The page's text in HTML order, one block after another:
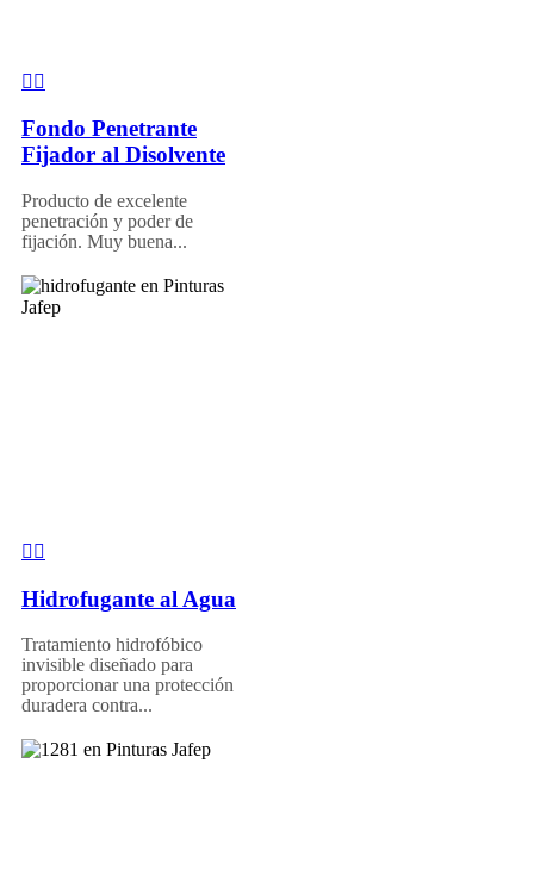
Fondo Penetrante
Fijador al Disolvente
Producto de excelente
penetración y poder de
fijación. Muy buena...
Hidrofugante al Agua
Tratamiento hidrofóbico
invisible diseñado para
proporcionar una protección
duradera contra...